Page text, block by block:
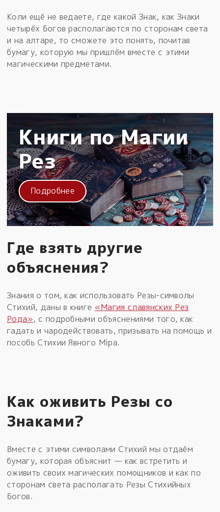
Коли ещё не ведаете, где какой Знак, как Знаки
четырёх Богов располагаются по сторонам света
и на алтаре, то сможете это понять, почитав
бумагу, которую мы пришлём вместе с этими
магическими предметами.
Книги по Магии
Рез
Подробнее
Где взять другие
объяснения?
Знания о том, как использовать Резы-символы
Стихий, даны в книге «Магия славянских Рез
Рода», с подробными объяснениями того, как
гадать и чародействовать, призывать на помощь и
пособь Стихии Явного Мiра.
Как оживить Резы со
Знаками?
Вместе с этими символами Стихий мы отдаём
бумагу, которая объяснит — как встретить и
оживить своих магических помощников и как по
сторонам света располагать Резы Стихийных
Богов.